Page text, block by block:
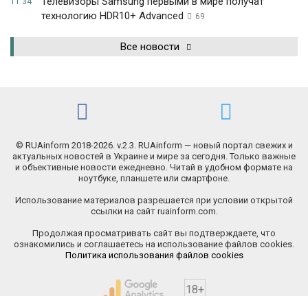
технологию HDR10+ Advanced
69
Все новости
© RUAinform 2018-2026. v.2.3. RUAinform — новый портал свежих и
актуальных новостей в Украине и мире за сегодня. Только важные
и объективные новости ежедневно. Читай в удобном формате на
ноутбуке, планшете или смартфоне.
Использование материалов разрешается при условии открытой
ссылки на сайт ruainform.com.
Продолжая просматривать сайт вы подтверждаете, что
ознакомились и соглашаетесь на использование файлов cookies.
Политика использования файлов cookies
18+